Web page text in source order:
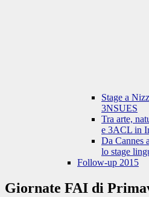
Stage a
3NSUES
Tra arte,
e 3ACL in
Da Cannes
lo stage
Follow-up 2015
Giornate FAI di